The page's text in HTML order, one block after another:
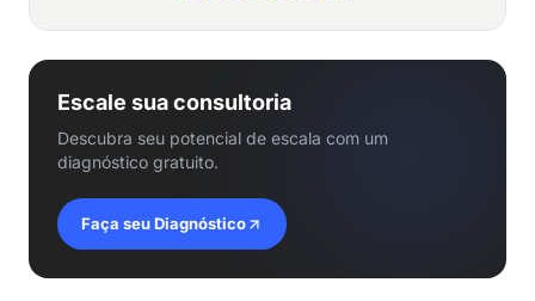
Escale sua consultoria
Descubra seu potencial de escala com um
diagnóstico gratuito.
Faça seu Diagnóstico